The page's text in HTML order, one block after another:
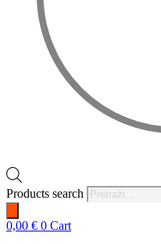
Products search
0,00 € 0 Cart